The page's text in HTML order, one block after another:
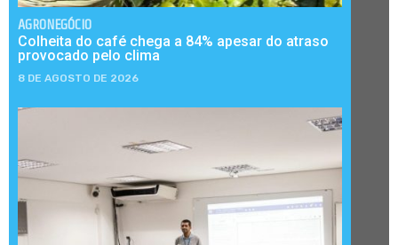
AGRONEGÓCIO
Colheita do café chega a 84% apesar do atraso
provocado pelo clima
8 DE AGOSTO DE 2026